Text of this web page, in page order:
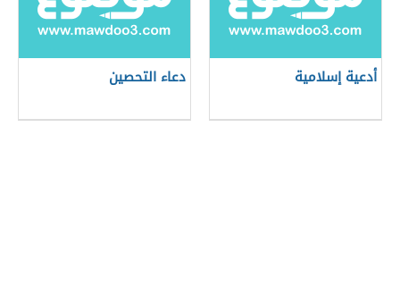
أدعية إسلامية دعاء التحصين